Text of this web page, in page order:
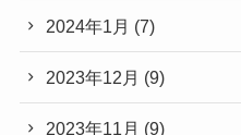
2024年1月 (7)
2023年12月 (9)
2023年11月 (9)